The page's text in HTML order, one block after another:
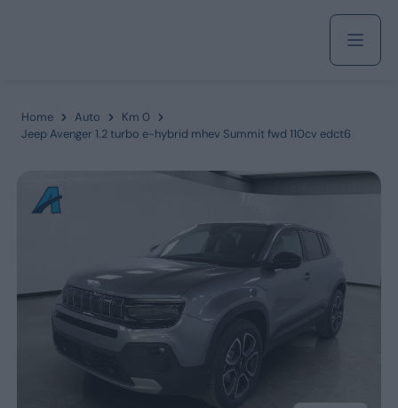
Azienda
Servizi
Marchi
Fiat
Jeep
Home Auto
Km 0
Jeep Avenger 1.2 turbo e-hybrid mhev Summit fwd 110cv edct6